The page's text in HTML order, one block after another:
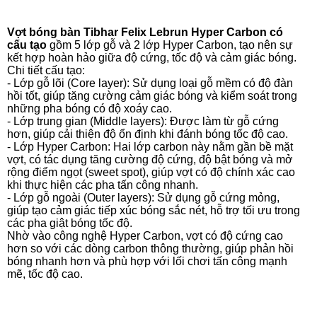
Vợt bóng bàn Tibhar Felix Lebrun Hyper Carbon có
cấu tạo gồm 5 lớp gỗ và 2 lớp Hyper Carbon, tạo nên sự
kết hợp hoàn hảo giữa độ cứng, tốc độ và cảm giác bóng.
Chi tiết cấu tạo:
- Lớp gỗ lõi (Core layer): Sử dụng loại gỗ mềm có độ đàn
hồi tốt, giúp tăng cường cảm giác bóng và kiểm soát trong
những pha bóng có độ xoáy cao.
- Lớp trung gian (Middle layers): Được làm từ gỗ cứng
hơn, giúp cải thiện độ ổn định khi đánh bóng tốc độ cao.
- Lớp Hyper Carbon: Hai lớp carbon này nằm gần bề mặt
vợt, có tác dụng tăng cường độ cứng, độ bật bóng và mở
rộng điểm ngọt (sweet spot), giúp vợt có độ chính xác cao
khi thực hiện các pha tấn công nhanh.
- Lớp gỗ ngoài (Outer layers): Sử dụng gỗ cứng mỏng,
giúp tạo cảm giác tiếp xúc bóng sắc nét, hỗ trợ tối ưu trong
các pha giật bóng tốc độ.
Nhờ vào công nghệ Hyper Carbon, vợt có độ cứng cao
hơn so với các dòng carbon thông thường, giúp phản hồi
bóng nhanh hơn và phù hợp với lối chơi tấn công mạnh
mẽ, tốc độ cao.